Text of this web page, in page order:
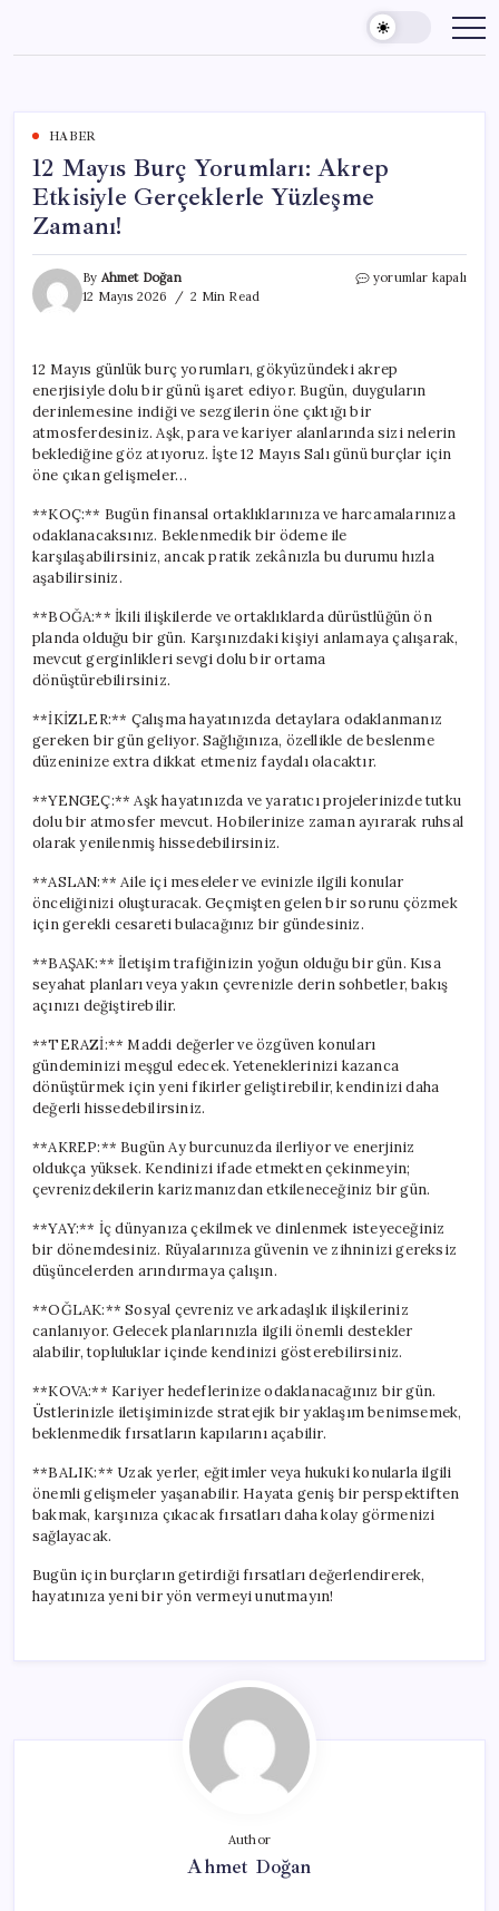
content
HABER
12 Mayıs Burç Yorumları: Akrep
Etkisiyle Gerçeklerle Yüzleşme
Zamanı!
By Ahmet Doğan
12 Mayıs 2026
2 Min Read
12
Etkisiyle
Gerçeklerle
Zamanı!
için
yorumlar kapalı
12 Mayıs günlük burç yorumları, gökyüzündeki akrep
enerjisiyle dolu bir günü işaret ediyor. Bugün, duyguların
derinlemesine indiği ve sezgilerin öne çıktığı bir
atmosferdesiniz. Aşk, para ve kariyer alanlarında sizi nelerin
beklediğine göz atıyoruz. İşte 12 Mayıs Salı günü burçlar için
öne çıkan gelişmeler…
**KOÇ:** Bugün finansal ortaklıklarınıza ve harcamalarınıza
odaklanacaksınız. Beklenmedik bir ödeme ile
karşılaşabilirsiniz, ancak pratik zekânızla bu durumu hızla
aşabilirsiniz.
**BOĞA:** İkili ilişkilerde ve ortaklıklarda dürüstlüğün ön
planda olduğu bir gün. Karşınızdaki kişiyi anlamaya çalışarak,
mevcut gerginlikleri sevgi dolu bir ortama
dönüştürebilirsiniz.
**İKİZLER:** Çalışma hayatınızda detaylara odaklanmanız
gereken bir gün geliyor. Sağlığınıza, özellikle de beslenme
düzeninize extra dikkat etmeniz faydalı olacaktır.
**YENGEÇ:** Aşk hayatınızda ve yaratıcı projelerinizde tutku
dolu bir atmosfer mevcut. Hobilerinize zaman ayırarak ruhsal
olarak yenilenmiş hissedebilirsiniz.
**ASLAN:** Aile içi meseleler ve evinizle ilgili konular
önceliğinizi oluşturacak. Geçmişten gelen bir sorunu çözmek
için gerekli cesareti bulacağınız bir gündesiniz.
**BAŞAK:** İletişim trafiğinizin yoğun olduğu bir gün. Kısa
seyahat planları veya yakın çevrenizle derin sohbetler, bakış
açınızı değiştirebilir.
**TERAZİ:** Maddi değerler ve özgüven konuları
gündeminizi meşgul edecek. Yeteneklerinizi kazanca
dönüştürmek için yeni fikirler geliştirebilir, kendinizi daha
değerli hissedebilirsiniz.
**AKREP:** Bugün Ay burcunuzda ilerliyor ve enerjiniz
oldukça yüksek. Kendinizi ifade etmekten çekinmeyin;
çevrenizdekilerin karizmanızdan etkileneceğiniz bir gün.
**YAY:** İç dünyanıza çekilmek ve dinlenmek isteyeceğiniz
bir dönemdesiniz. Rüyalarınıza güvenin ve zihninizi gereksiz
düşüncelerden arındırmaya çalışın.
**OĞLAK:** Sosyal çevreniz ve arkadaşlık ilişkileriniz
canlanıyor. Gelecek planlarınızla ilgili önemli destekler
alabilir, topluluklar içinde kendinizi gösterebilirsiniz.
**KOVA:** Kariyer hedeflerinize odaklanacağınız bir gün.
Üstlerinizle iletişiminizde stratejik bir yaklaşım benimsemek,
beklenmedik fırsatların kapılarını açabilir.
**BALIK:** Uzak yerler, eğitimler veya hukuki konularla ilgili
önemli gelişmeler yaşanabilir. Hayata geniş bir perspektiften
bakmak, karşınıza çıkacak fırsatları daha kolay görmenizi
sağlayacak.
Bugün için burçların getirdiği fırsatları değerlendirerek,
hayatınıza yeni bir yön vermeyi unutmayın!
Author
Ahmet Doğan